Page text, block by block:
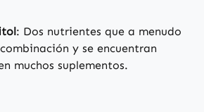
: Dos nutrientes que a menudo
y se encuentran
muchos suplementos.